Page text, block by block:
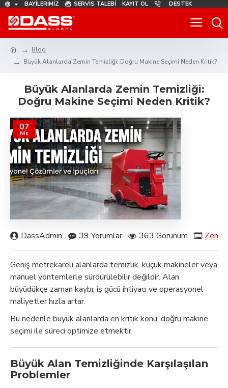
BAYILERIMIZ SERVIS TALEBI KAYIT OL DESTEK
Blog
Büyük Alanlarda Zemin Temizliği: Doğru Makine Seçimi Neden Kritik?
Büyük Alanlarda Zemin Temizliği:
Doğru Makine Seçimi Neden Kritik?
07
Nis
DassAdmin 39 Yorumlar 363 Görünüm
Geniş metrekareli alanlarda temizlik, küçük makineler veya
manuel yöntemlerle sürdürülebilir değildir. Alan
büyüdükçe zaman kaybı, iş gücü ihtiyacı ve operasyonel
maliyetler hızla artar.
Bu nedenle büyük alanlarda en kritik konu, doğru makine
seçimi ile süreci optimize etmektir.
Büyük Alan Temizliğinde Karşılaşılan
Problemler